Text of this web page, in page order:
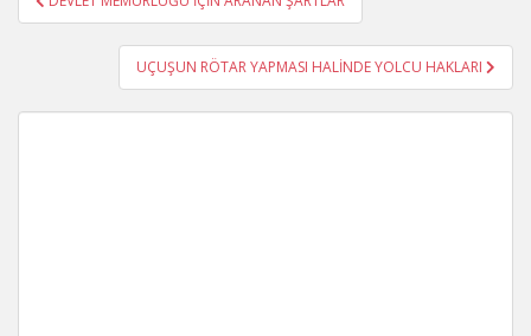
gezinmesi
UÇUŞUN RÖTAR YAPMASI HALİNDE YOLCU HAKLARI